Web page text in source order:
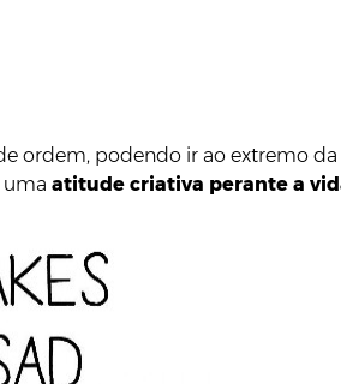
ordem, podendo ir ao extremo
uma atitude criativa perante a